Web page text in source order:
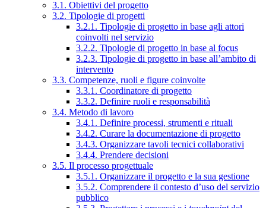
3.1. Obiettivi del progetto
3.2. Tipologie di progetti
3.2.1. Tipologie di progetto in base agli attori
coinvolti nel servizio
3.2.2. Tipologie di progetto in base al focus
3.2.3. Tipologie di progetto in base all’ambito di
intervento
3.3. Competenze, ruoli e figure coinvolte
3.3.1. Coordinatore di progetto
3.3.2. Definire ruoli e responsabilità
3.4. Metodo di lavoro
3.4.1. Definire processi, strumenti e rituali
3.4.2. Curare la documentazione di progetto
3.4.3. Organizzare tavoli tecnici collaborativi
3.4.4. Prendere decisioni
3.5. Il processo progettuale
3.5.1. Organizzare il progetto e la sua gestione
3.5.2. Comprendere il contesto d’uso del servizio
pubblico